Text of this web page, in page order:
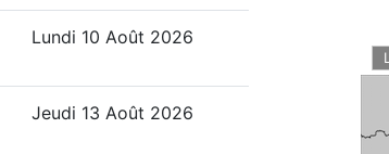
Lundi 10 Août 2026
Jeudi 13 Août 2026